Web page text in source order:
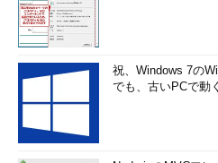
祝、Windows 7の
でも、古いPCで動